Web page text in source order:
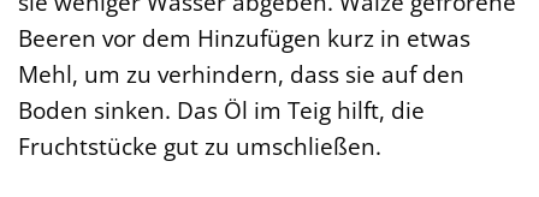
Beeren vor dem Hinzufügen kurz in etwas
Mehl, um zu verhindern, dass sie auf den
Boden sinken. Das Öl im Teig hilft, die
Fruchtstücke gut zu umschließen.